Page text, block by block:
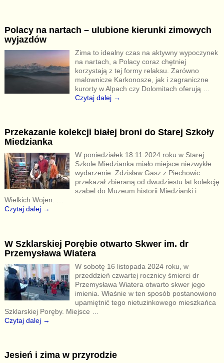
Polacy na nartach – ulubione kierunki zimowych
wyjazdów
Zima to idealny czas na aktywny wypoczynek
na nartach, a Polacy coraz chętniej
korzystają z tej formy relaksu. Zarówno
malownicze Karkonosze, jak i zagraniczne
kurorty w Alpach czy Dolomitach oferują
Czytaj dalej →
Przekazanie kolekcji białej broni do Starej Szkoły
Miedzianka
W poniedziałek 18.11.2024 roku w Starej
Szkole Miedzianka miało miejsce niezwykłe
wydarzenie. Zdzisław Gasz z Piechowic
przekazał zbieraną od dwudziestu lat kolekcję
szabel do Muzeum historii Miedzianki i
Wielkich Wojen.
Czytaj dalej →
W Szklarskiej Porębie otwarto Skwer im. dr
Przemysława Wiatera
W sobotę 16 listopada 2024 roku, w
przeddzień czwartej rocznicy śmierci dr
Przemysława Wiatera otwarto skwer jego
imienia. Właśnie w ten sposób postanowiono
upamiętnić tego nietuzinkowego mieszkańca
Szklarskiej Poręby. Miejsce
Czytaj dalej →
Jesień i zima w przyrodzie